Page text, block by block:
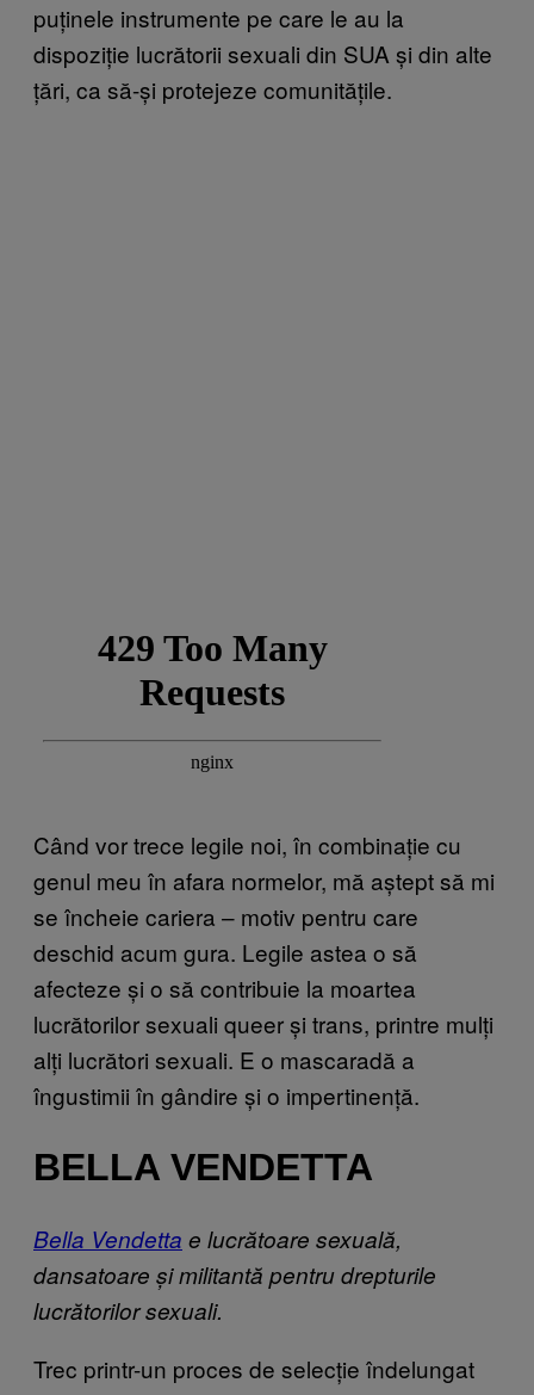
puținele instrumente pe care le au la
dispoziție lucrătorii sexuali din SUA și din alte
țări, ca să-și protejeze comunitățile.
Când vor trece legile noi, în combinație cu
genul meu în afara normelor, mă aștept să mi
se încheie cariera – motiv pentru care
deschid acum gura. Legile astea o să
afecteze și o să contribuie la moartea
lucrătorilor sexuali queer și trans, printre mulți
alți lucrători sexuali. E o mascaradă a
îngustimii în gândire și o impertinență.
BELLA VENDETTA
Bella Vendetta e lucrătoare sexuală,
dansatoare și militantă pentru drepturile
lucrătorilor sexuali.
Trec printr-un proces de selecție îndelungat